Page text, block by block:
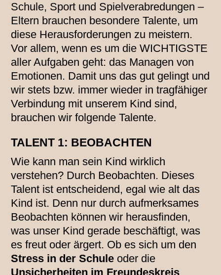
Schule, Sport und Spielverabredungen –
Eltern brauchen besondere Talente, um
diese Herausforderungen zu meistern.
Vor allem, wenn es um die WICHTIGSTE
aller Aufgaben geht: das Managen von
Emotionen. Damit uns das gut gelingt und
wir stets bzw. immer wieder in tragfähiger
Verbindung mit unserem Kind sind,
brauchen wir folgende Talente.
TALENT 1: BEOBACHTEN
Wie kann man sein Kind wirklich
verstehen? Durch Beobachten. Dieses
Talent ist entscheidend, egal wie alt das
Kind ist. Denn nur durch aufmerksames
Beobachten können wir herausfinden,
was unser Kind gerade beschäftigt, was
es freut oder ärgert. Ob es sich um den
Stress in der Schule oder die
Unsicherheiten im Freundeskreis